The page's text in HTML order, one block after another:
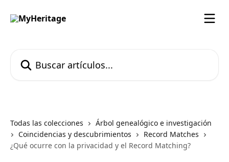
Todas las colecciones
Árbol genealógico e investigación
Coincidencias y descubrimientos
Record Matches
¿Qué ocurre con la privacidad y el Record Matching?